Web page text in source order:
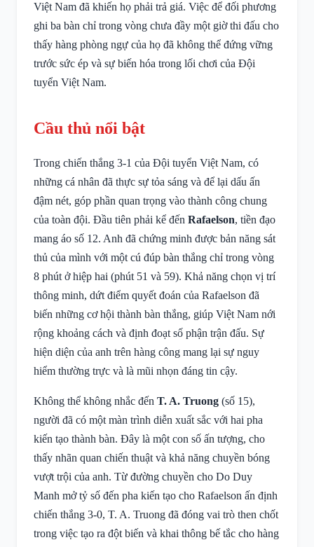
Việt Nam đã khiến họ phải trả giá. Việc để đối phương
ghi ba bàn chỉ trong vòng chưa đầy một giờ thi đấu cho
thấy hàng phòng ngự của họ đã không thể đứng vững
trước sức ép và sự biến hóa trong lối chơi của Đội
tuyển Việt Nam.
Cầu thủ nổi bật
Trong chiến thắng 3-1 của Đội tuyển Việt Nam, có
những cá nhân đã thực sự tỏa sáng và để lại dấu ấn
đậm nét, góp phần quan trọng vào thành công chung
của toàn đội. Đầu tiên phải kể đến Rafaelson, tiền đạo
mang áo số 12. Anh đã chứng minh được bản năng sát
thủ của mình với một cú đúp bàn thắng chỉ trong vòng
8 phút ở hiệp hai (phút 51 và 59). Khả năng chọn vị trí
thông minh, dứt điểm quyết đoán của Rafaelson đã
biến những cơ hội thành bàn thắng, giúp Việt Nam nới
rộng khoảng cách và định đoạt số phận trận đấu. Sự
hiện diện của anh trên hàng công mang lại sự nguy
hiểm thường trực và là mũi nhọn đáng tin cậy.
Không thể không nhắc đến T. A. Truong (số 15),
người đã có một màn trình diễn xuất sắc với hai pha
kiến tạo thành bàn. Đây là một con số ấn tượng, cho
thấy nhãn quan chiến thuật và khả năng chuyền bóng
vượt trội của anh. Từ đường chuyền cho Do Duy
Manh mở tỷ số đến pha kiến tạo cho Rafaelson ấn định
chiến thắng 3-0, T. A. Truong đã đóng vai trò then chốt
trong việc tạo ra đột biến và khai thông bế tắc cho hàng